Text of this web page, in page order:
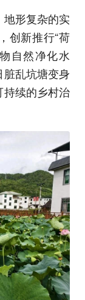
形复杂的实
创新推行“荷
自然净化水
乱坑塘变身
续的乡村治